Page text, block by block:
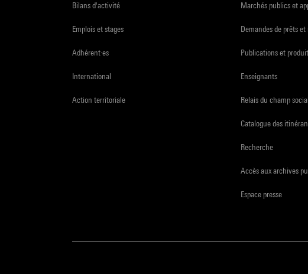
Bilans d'activité
Emplois et stages
Adhérent·es
International
Action territoriale
Marchés publics et
Demandes de prêts
Publications et
Enseignants
Relais du champ social
Catalogue des
Recherche
Accès aux archives
Espace presse